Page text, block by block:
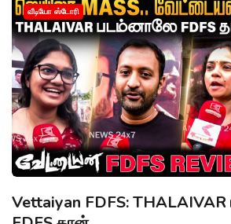
வீடியோ ஸ்டோரி
Vettaiyan FDFS: